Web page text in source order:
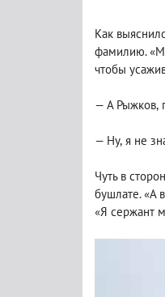
Как
фамилию.
чтобы
— А Рыжков,
— Ну, я не
Чуть в
бушлате. «А
«Я сержант